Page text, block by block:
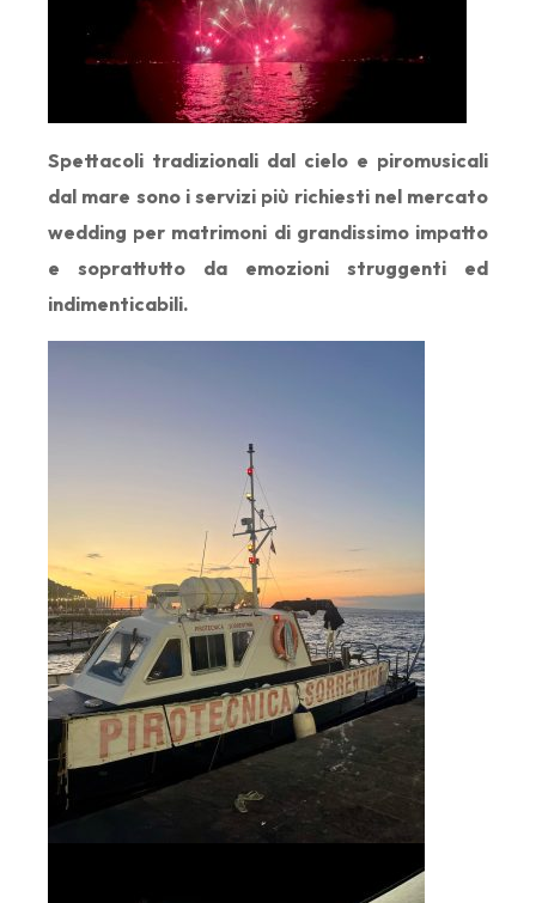
Spettacoli tradizionali dal cielo e piromusicali
dal mare sono i servizi più richiesti nel mercato
wedding per matrimoni di grandissimo impatto
e soprattutto da emozioni struggenti ed
indimenticabili.